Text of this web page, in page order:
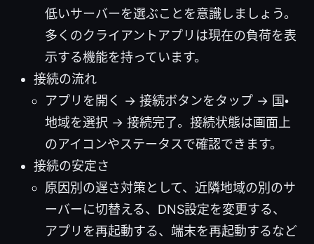
低いサーバーを選ぶことを意識しましょう。
多くのクライアントアプリは現在の負荷を表
示する機能を持っています。
接続の流れ
アプリを開く → 接続ボタンをタップ → 国・
地域を選択 → 接続完了。接続状態は画面上
のアイコンやステータスで確認できます。
接続の安定さ
原因別の遅さ対策として、近隣地域の別のサ
ーバーに切替える、DNS設定を変更する、
アプリを再起動する、端末を再起動するなど